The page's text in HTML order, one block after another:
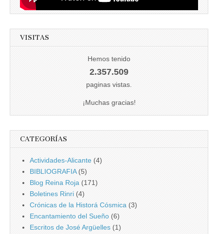
VISITAS
Hemos tenido
2.357.509
paginas vistas.
¡Muchas gracias!
CATEGORÍAS
Actividades-Alicante (4)
BIBLIOGRAFIA(5)
Blog Reina Roja (171)
Boletines Rinri (4)
Crónicas de la Historá Cósmica (3)
Encantamiento del Sueño (6)
Escritos de José Argüelles (1)